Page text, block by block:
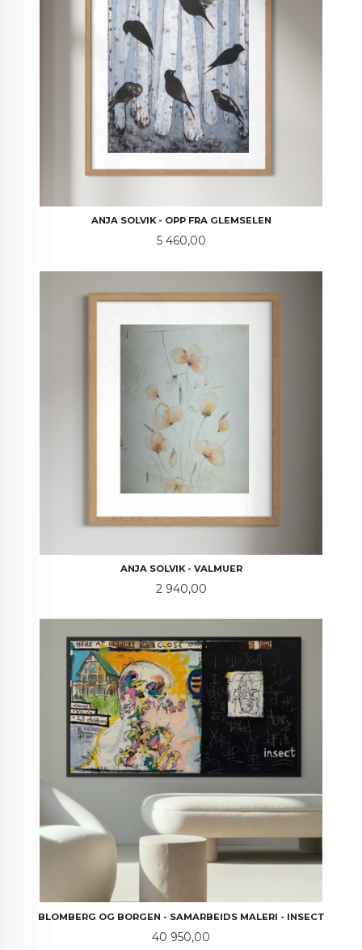
ANJA SOLVIK - OPP FRA GLEMSELEN
Pris
5 460,00
ANJA SOLVIK - VALMUER
Pris
2 940,00
BLOMBERG OG BORGEN - SAMARBEIDS MALERI - INSECT
Pris
40 950,00